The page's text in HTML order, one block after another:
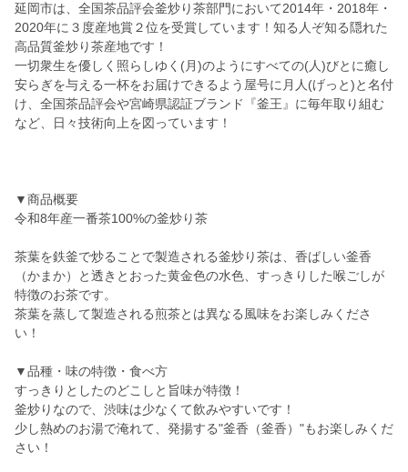
延岡市は、全国茶品評会釜炒り茶部門において2014年・2018年・
2020年に３度産地賞２位を受賞しています！知る人ぞ知る隠れた
高品質釜炒り茶産地です！
一切衆生を優しく照らしゆく(月)のようにすべての(人)びとに癒し
安らぎを与える一杯をお届けできるよう屋号に月人(げっと)と名付
け、全国茶品評会や宮崎県認証ブランド『釜王』に毎年取り組む
など、日々技術向上を図っています！
▼商品概要
令和8年産一番茶100%の釜炒り茶
茶葉を鉄釜で炒ることで製造される釜炒り茶は、香ばしい釜香
（かまか）と透きとおった黄金色の水色、すっきりした喉ごしが
特徴のお茶です。
茶葉を蒸して製造される煎茶とは異なる風味をお楽しみくださ
い！
▼品種・味の特徴・食べ方
すっきりとしたのどこしと旨味が特徴！
釜炒りなので、渋味は少なくて飲みやすいです！
少し熱めのお湯で淹れて、発揚する"釜香（釜香）"もお楽しみくだ
さい！